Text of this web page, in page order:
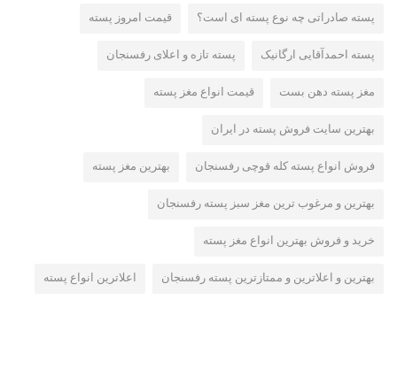
پسته صادراتی چه نوع پسته ای است؟ قیمت امروز پسته
پسته احمدآقایی ارگانیک پسته تازه و اعلای رفسنجان
مغز پسته دهن بست قیمت انواع مغز پسته
بهترین سایت فروش پسته در ایران
فروش انواع پسته کله قوچی رفسنجان بهترین مغز پسته
بهترین و مرغوب ترین مغز سبز پسته رفسنجان
خرید و فروش بهترین انواع مغز پسته
بهترین و اعلاترین و ممتازترین پسته رفسنجان اعلاترین انواع پسته